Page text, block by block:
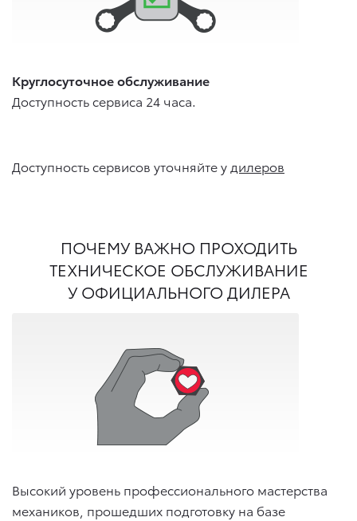
Круглосуточное обслуживание
Доступность сервиса 24 часа.
Доступность сервисов уточняйте у дилеров
ПОЧЕМУ ВАЖНО ПРОХОДИТЬ
ТЕХНИЧЕСКОЕ ОБСЛУЖИВАНИЕ
У ОФИЦИАЛЬНОГО ДИЛЕРА
Высокий уровень профессионального мастерства
механиков, прошедших подготовку на базе